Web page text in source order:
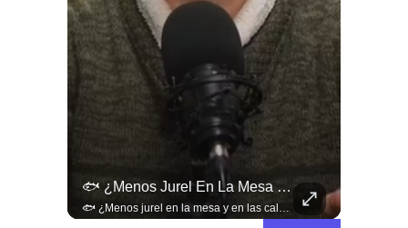
🐟 ¿Menos Jurel En La Mesa Y En Las Caletas?
🐟 ¿Menos jurel en la mesa y en las caletas? El cambio climático y El Niño alteran las aguas chilenas. 🌊🇨🇱 Especialistas advierten que las anomalías térmicas en el océano están desplazando los cardúmenes de jurel hacia zonas más profundas y australes, alejándolos de la costa. El fenómeno golpea directamente el sustento de la pesca artesanal y amenaza la canasta básica familiar, al restringir la oferta de una de las fuentes de proteína más populares y accesibles del país. 📉🎣 🎥 Revisa el análisis científico completo y el impacto en las comunidades costeras en elciudadano.com 🔗 (Link en la biografía). ¿Has notado la escasez o el alza de precio del jurel en tu ciudad? Te leemos en los comentarios. 💬👇🏼